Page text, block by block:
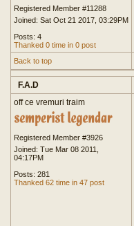
Registered Member #11288
Joined: Sat Oct 21 2017, 03:29PM
Posts: 4
Thanked 0 time in 0 post
Back to top
F.A.D
off ce vremuri traim
Registered Member #3926
Joined: Tue Mar 08 2011,
04:17PM
Posts: 281
Thanked 62 time in 47 post